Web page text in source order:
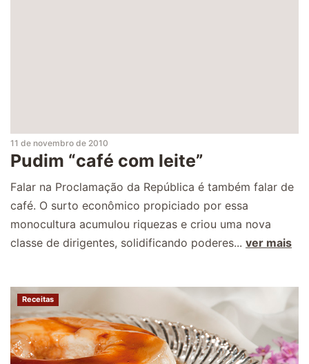
11 de novembro de 2010
Pudim “café com leite”
Falar na Proclamação da República é também falar de
café. O surto econômico propiciado por essa
monocultura acumulou riquezas e criou uma nova
classe de dirigentes, solidificando poderes... ver mais
Receitas